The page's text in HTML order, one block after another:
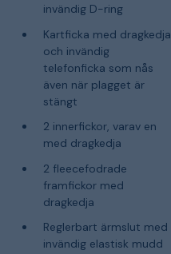
invändig D-ring
Kartficka med dragkedja
och invändig
telefonficka som nås
även när plagget är
stängt
2 innerfickor, varav en
med dragkedja
2 fleecefodrade
framfickor med
dragkedja
Reglerbart ärmslut med
invändig elastisk mudd